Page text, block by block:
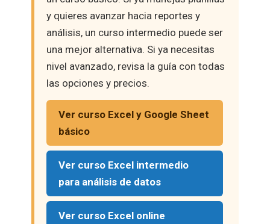
y quieres avanzar hacia reportes y
análisis, un curso intermedio puede ser
una mejor alternativa. Si ya necesitas
nivel avanzado, revisa la guía con todas
las opciones y precios.
Ver curso Excel y Google Sheet
básico
Ver curso Excel intermedio
para análisis de datos
Ver curso Excel online